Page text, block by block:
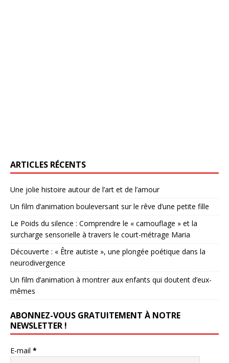
ARTICLES RÉCENTS
Une jolie histoire autour de l’art et de l’amour
Un film d’animation bouleversant sur le rêve d’une petite fille
Le Poids du silence : Comprendre le « camouflage » et la
surcharge sensorielle à travers le court-métrage Maria
Découverte : « Être autiste », une plongée poétique dans la
neurodivergence
Un film d’animation à montrer aux enfants qui doutent d’eux-
mêmes
ABONNEZ-VOUS GRATUITEMENT À NOTRE
NEWSLETTER !
E-mail *